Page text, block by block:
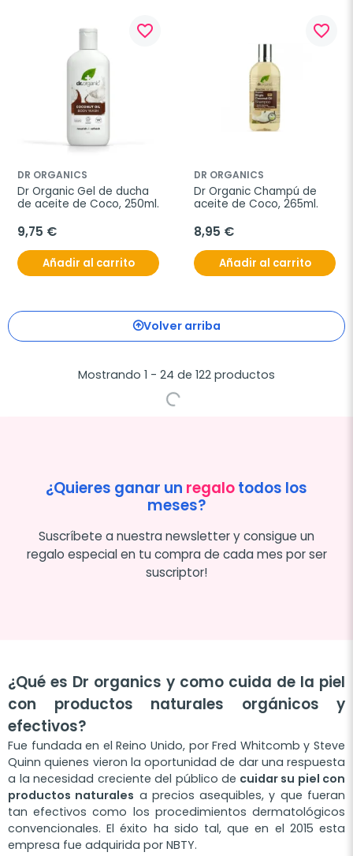
favorite_border
DR ORGANICS
Dr Organic Gel de ducha
de aceite de Coco, 250ml.
9,75 €
Añadir al carrito
favorite_border
DR ORGANICS
Dr Organic Champú de
aceite de Coco, 265ml.
8,95 €
Añadir al carrito
Volver arriba
Mostrando 1 - 24 de 122 productos
¿Quieres ganar un regalotodos los
meses?
Suscríbete a nuestra newsletter y consigue un
regalo especial en tu compra de cada mes por ser
suscriptor!
¿Qué es Dr organics y como cuida de la piel
con productos naturales orgánicos y
efectivos?
Fue fundada en el Reino Unido, por Fred Whitcomb y Steve
Quinn quienes vieron la oportunidad de dar una respuesta
a la necesidad creciente del público de cuidar su piel con
productos naturales a precios asequibles, y que fueran
tan efectivos como los procedimientos dermatológicos
convencionales. El éxito ha sido tal, que en el 2015 esta
empresa fue adquirida por NBTY.